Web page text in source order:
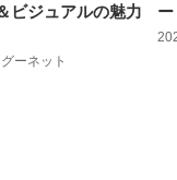
ビジュアルの魅力
グーネット